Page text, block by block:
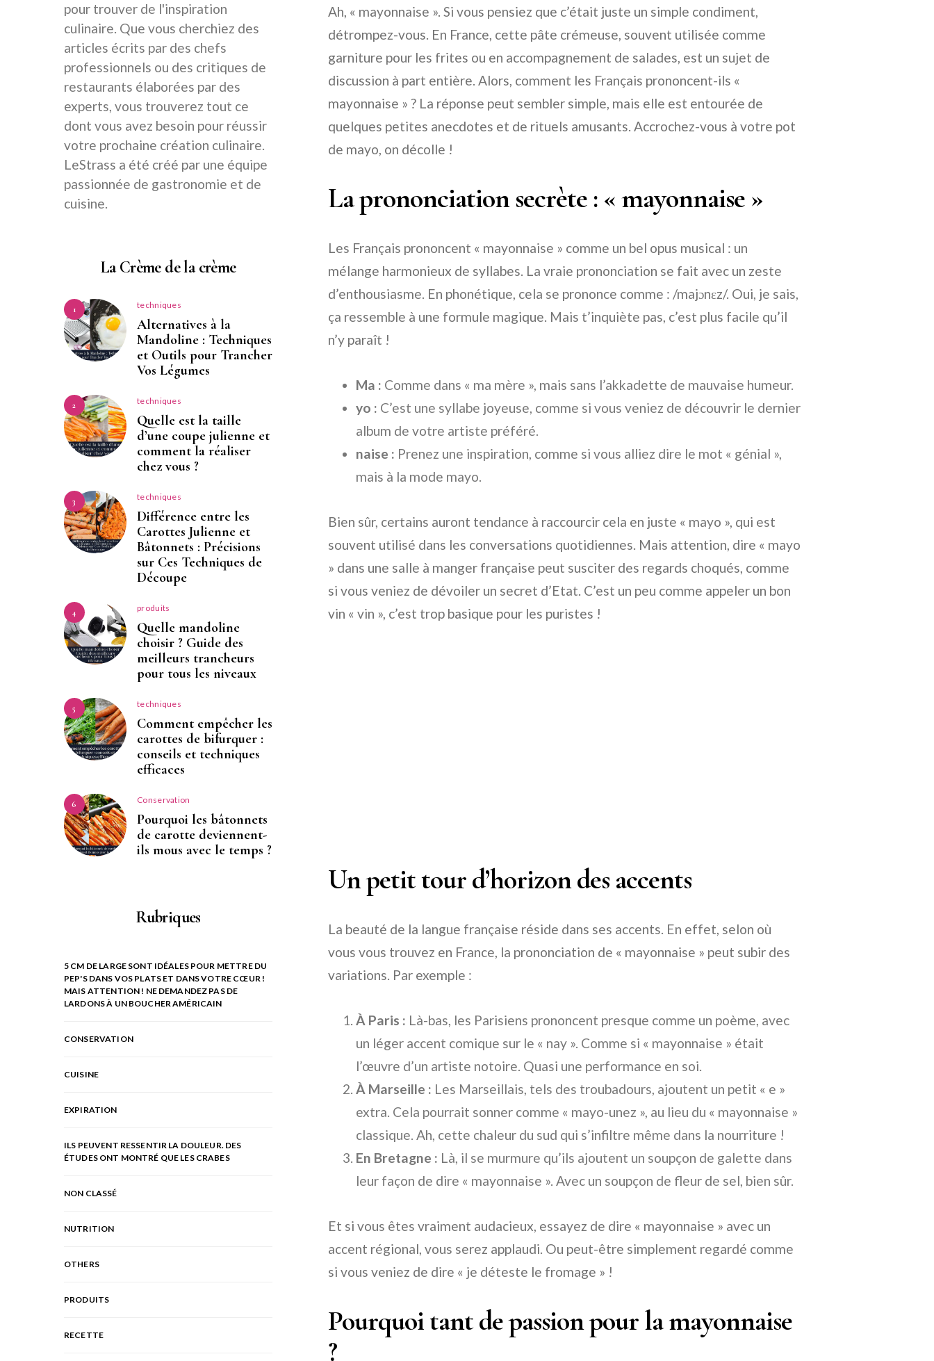
Ah, « mayonnaise ». Si vous pensiez que c’était juste un simple condiment,
détrompez-vous. En France, cette pâte crémeuse, souvent utilisée comme
garniture pour les frites ou en accompagnement de salades, est un sujet de
discussion à part entière. Alors, comment les Français prononcent-ils «
mayonnaise » ? La réponse peut sembler simple, mais elle est entourée de
quelques petites anecdotes et de rituels amusants. Accrochez-vous à votre pot
de mayo, on décolle !
La prononciation secrète : « mayonnaise »
Les Français prononcent « mayonnaise » comme un bel opus musical : un
mélange harmonieux de syllabes. La vraie prononciation se fait avec un zeste
d’enthousiasme. En phonétique, cela se prononce comme : /majɔnɛz/. Oui, je sais,
ça ressemble à une formule magique. Mais t’inquiète pas, c’est plus facile qu’il
n’y paraît !
Ma : Comme dans « ma mère », mais sans l’akkadette de mauvaise humeur.
yo : C’est une syllabe joyeuse, comme si vous veniez de découvrir le dernier
album de votre artiste préféré.
naise : Prenez une inspiration, comme si vous alliez dire le mot « génial »,
mais à la mode mayo.
Bien sûr, certains auront tendance à raccourcir cela en juste « mayo », qui est
souvent utilisé dans les conversations quotidiennes. Mais attention, dire « mayo
» dans une salle à manger française peut susciter des regards choqués, comme
si vous veniez de dévoiler un secret d’Etat. C’est un peu comme appeler un bon
vin « vin », c’est trop basique pour les puristes !
Un petit tour d’horizon des accents
La beauté de la langue française réside dans ses accents. En effet, selon où
vous vous trouvez en France, la prononciation de « mayonnaise » peut subir des
variations. Par exemple :
À Paris : Là-bas, les Parisiens prononcent presque comme un poème, avec
un léger accent comique sur le « nay ». Comme si « mayonnaise » était
l’œuvre d’un artiste notoire. Quasi une performance en soi.
À Marseille : Les Marseillais, tels des troubadours, ajoutent un petit « e »
extra. Cela pourrait sonner comme « mayo-unez », au lieu du « mayonnaise »
classique. Ah, cette chaleur du sud qui s’infiltre même dans la nourriture !
En Bretagne : Là, il se murmure qu’ils ajoutent un soupçon de galette dans
leur façon de dire « mayonnaise ». Avec un soupçon de fleur de sel, bien sûr.
Et si vous êtes vraiment audacieux, essayez de dire « mayonnaise » avec un
accent régional, vous serez applaudi. Ou peut-être simplement regardé comme
si vous veniez de dire « je déteste le fromage » !
Pourquoi tant de passion pour la mayonnaise
?
pour trouver de l'inspiration
culinaire. Que vous cherchiez des
articles écrits par des chefs
professionnels ou des critiques de
restaurants élaborées par des
experts, vous trouverez tout ce
dont vous avez besoin pour réussir
votre prochaine création culinaire.
LeStrass a été créé par une équipe
passionnée de gastronomie et de
cuisine.
La Crème de la crème
1 techniques
Alternatives à la
Mandoline : Techniques
et Outils pour Trancher
Vos Légumes
2 techniques
Quelle est la taille
d’une coupe julienne et
comment la réaliser
chez vous ?
3 techniques
Différence entre les
Carottes Julienne et
Bâtonnets : Précisions
sur Ces Techniques de
Découpe
4 produits
Quelle mandoline
choisir ? Guide des
meilleurs trancheurs
pour tous les niveaux
5 techniques
Comment empêcher les
carottes de bifurquer :
conseils et techniques
efficaces
6 Conservation
Pourquoi les bâtonnets
de carotte deviennent-
ils mous avec le temps ?
Rubriques
5 CM DE LARGE SONT IDÉALES POUR METTRE DU
PEP'S DANS VOS PLATS ET DANS VOTRE CŒUR !
MAIS ATTENTION ! NE DEMANDEZ PAS DE
LARDONS À UN BOUCHER AMÉRICAIN
CONSERVATION
CUISINE
EXPIRATION
ILS PEUVENT RESSENTIR LA DOULEUR. DES
ÉTUDES ONT MONTRÉ QUE LES CRABES
NON CLASSÉ
NUTRITION
OTHERS
PRODUITS
RECETTE